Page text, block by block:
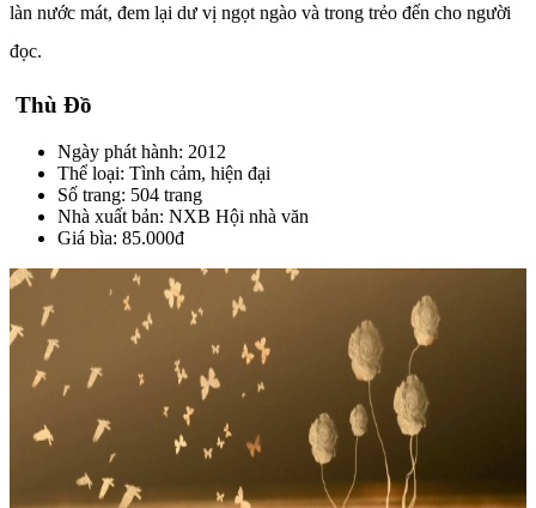
làn nước mát, đem lại dư vị ngọt ngào và trong trẻo đến cho người
đọc.
Thù Đồ
Ngày phát hành: 2012
Thể loại: Tình cảm, hiện đại
Số trang: 504 trang
Nhà xuất bản: NXB Hội nhà văn
Giá bìa: 85.000đ